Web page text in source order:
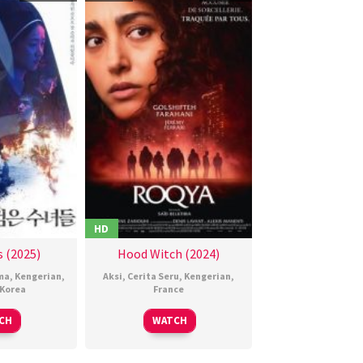
(2025)
, Kengerian,
Korea
HD
Hood Witch (2024)
Aksi, Cerita Seru, Kengerian,
France
15
May
Saïd
Belktibia
WATCH